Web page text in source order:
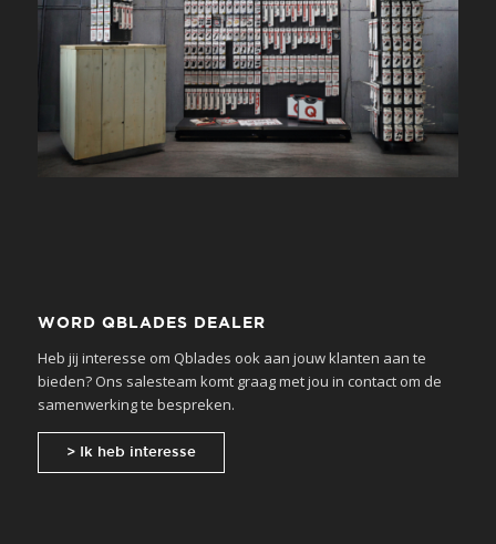
WORD QBLADES DEALER
Heb jij interesse om Qblades ook aan jouw klanten aan te
bieden? Ons salesteam komt graag met jou in contact om de
samenwerking te bespreken.
> Ik heb interesse